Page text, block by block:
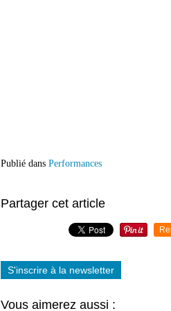
Publié dans Performances
Partager cet article
S'inscrire à la newsletter
Vous aimerez aussi :